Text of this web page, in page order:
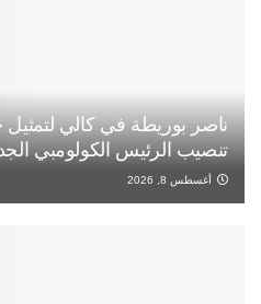
ناصر بوريطة في كالي
تنصيب الرئيس الكولومبي
أغسطس 8, 2026